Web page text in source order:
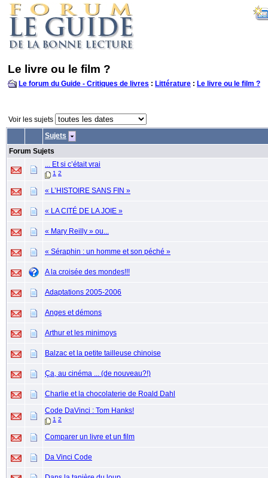
Le livre ou le film ?
Le forum du Guide - Critiques de livres : Littérature : Le livre ou le film ?
Voir les sujets
Sujets
Forum Sujets
... Et si c’était vrai
1 2
« L’HISTOIRE SANS FIN »
« LA CITÉ DE LA JOIE »
« Mary Reilly » ou...
« Séraphin : un homme et son péché »
A la croisée des mondes!!!
Adaptations 2005-2006
Anges et démons
Arthur et les minimoys
Balzac et la petite tailleuse chinoise
Ça, au cinéma ... (de nouveau?!)
Charlie et la chocolaterie de Roald Dahl
Code DaVinci : Tom Hanks!
1 2
Comparer un livre et un film
Da Vinci Code